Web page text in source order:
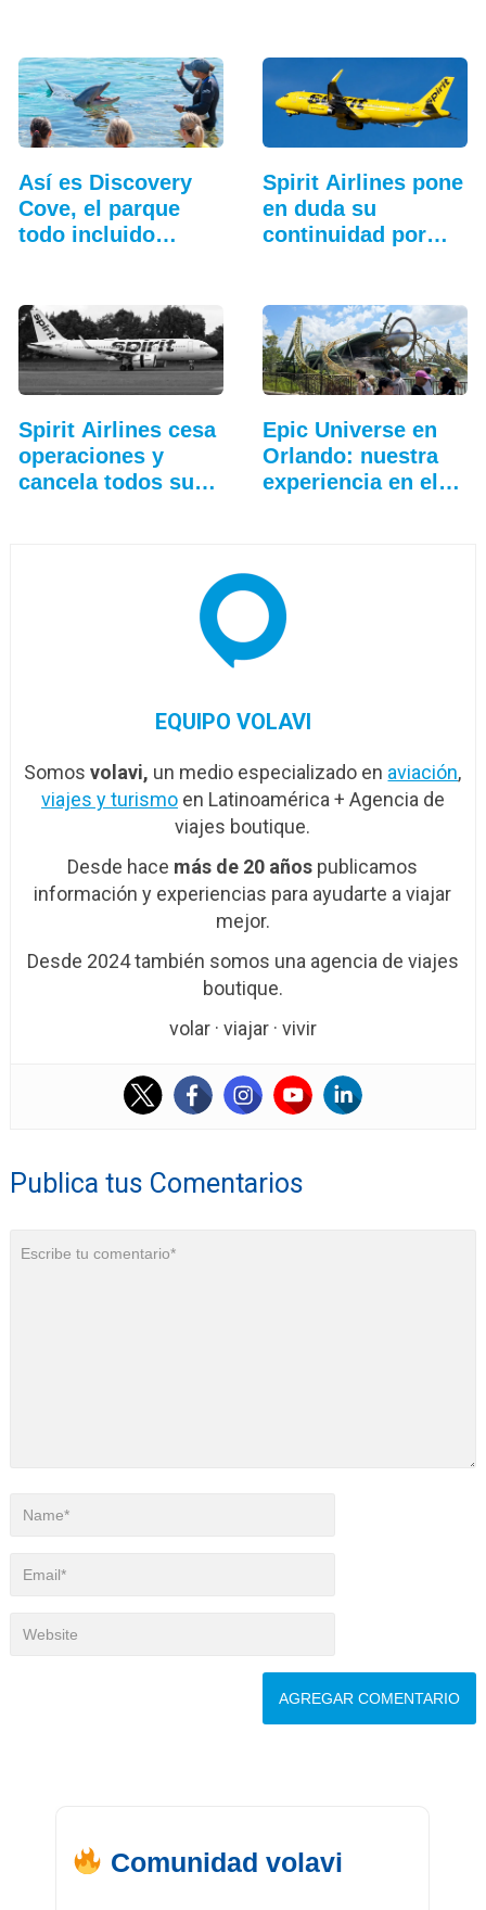
Así es Discovery
Cove, el parque
todo incluido
Spirit Airlines pone
en duda su
continuidad por…
Spirit Airlines cesa
operaciones y
cancela todos sus
Epic Universe en
Orlando: nuestra
experiencia en el…
EQUIPO VOLAVI
Somosvolavi, un medio especializado en aviación,
viajes y turismoen Latinoamérica + Agencia de
viajes boutique.
Desde hace más de 20 años publicamos
información y experiencias para ayudarte a viajar
mejor.
Desde 2024 también somos una agencia de viajes
boutique.
volar · viajar · vivir
Publica tus Comentarios
Comunidad volavi